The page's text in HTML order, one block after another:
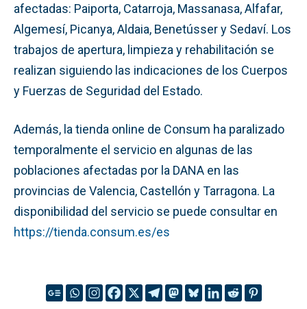
afectadas: Paiporta, Catarroja, Massanasa, Alfafar,
Algemesí, Picanya, Aldaia, Benetússer y Sedaví. Los
trabajos de apertura, limpieza y rehabilitación se
realizan siguiendo las indicaciones de los Cuerpos
y Fuerzas de Seguridad del Estado.
Además, la tienda online de Consum ha paralizado
temporalmente el servicio en algunas de las
poblaciones afectadas por la DANA en las
provincias de Valencia, Castellón y Tarragona. La
disponibilidad del servicio se puede consultar en
https://tienda.consum.es/es